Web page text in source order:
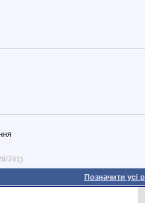
761)
Позначити усі